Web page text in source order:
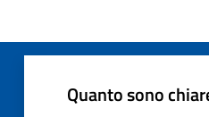
Quanto sono